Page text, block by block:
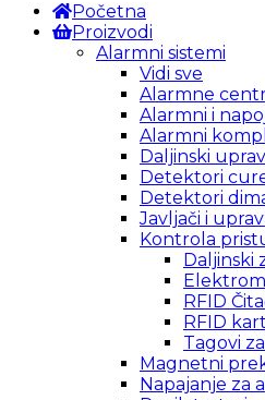
Početna
Proizvodi
Alarmni sistemi
Vidi sve
Alarmne
Alarmni i
Alarmni
Daljinski
Detektori
Detektori
Javljači i
Kontrola
Daljinski
RFID
RFID
Tagovi
Magnetni
Napajanje za